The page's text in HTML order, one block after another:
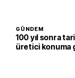
GÜNDEM
100 yıl sonra
üretici konuma